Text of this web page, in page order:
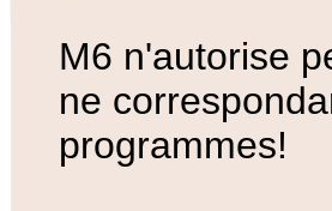
M6 n'autorise
ne
programmes!